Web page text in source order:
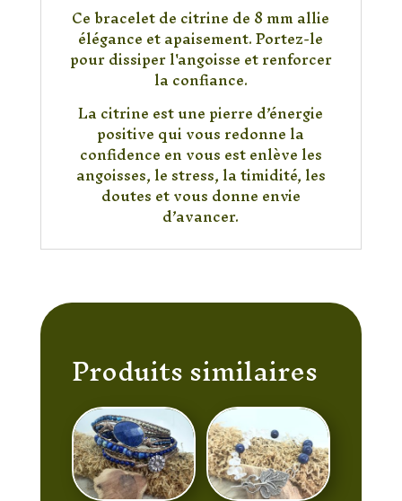
Ce bracelet de citrine de 8 mm allie
élégance et apaisement. Portez-le
pour dissiper l'angoisse et renforcer
la confiance.
La citrine est une pierre d’énergie
positive qui vous redonne la
confidence en vous est enlève les
angoisses, le stress, la timidité, les
doutes et vous donne envie
d’avancer.
Produits similaires